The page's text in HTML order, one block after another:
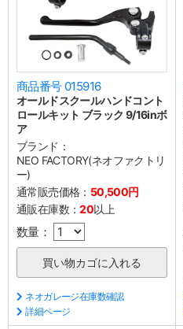
商品番号 015916
オールドスクールハンドコント
ロールキット ブラック 9/16inボ
ア
ブランド：
NEO FACTORY(ネオファクトリ
ー)
通常販売価格： 50,500円
通販在庫数：20以上
数量：
ネオガレージ在庫数確認
詳細ページ